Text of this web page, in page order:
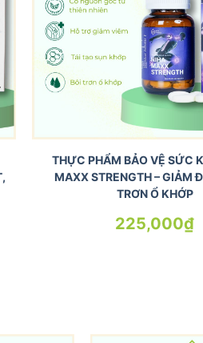
THỰC PHẨM BẢO VỆ SỨC
MAXX STRENGTH – GIẢM
225,000 ₫